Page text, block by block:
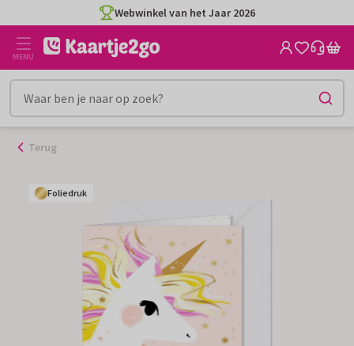
naar
inhoud
Webwinkel van het Jaar 2026
MENU
Terug
Foliedruk
Foliedruk
Foliedruk
Foliedruk
Foliedruk